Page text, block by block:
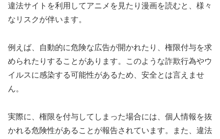
違法サイトを利用してアニメを見たり漫画を読むと、様々
なリスクが伴います。
例えば、自動的に危険な広告が開かれたり、権限付与を求
められたりすることがあります。このような詐欺行為やウ
イルスに感染する可能性があるため、安全とは言えませ
ん。
実際に、権限を付与してしまった場合には、個人情報を抜
かれる危険性があることが報告されています。また、違法